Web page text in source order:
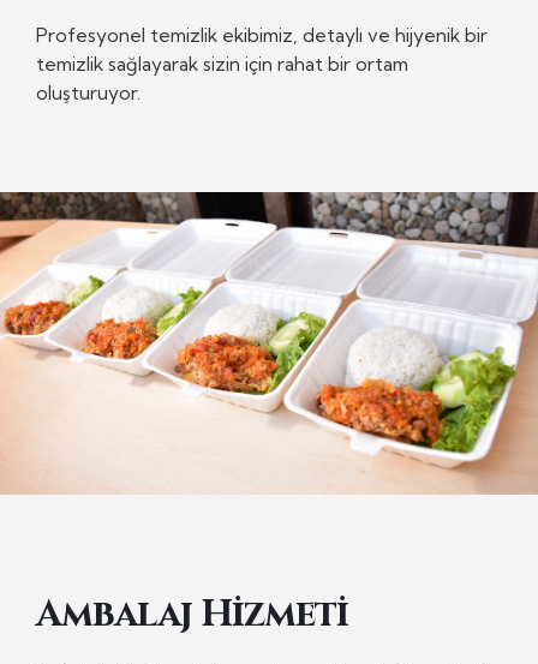
Profesyonel temizlik ekibimiz, detaylı ve hijyenik bir
temizlik sağlayarak sizin için rahat bir ortam
oluşturuyor.
Ambalaj Hizmeti